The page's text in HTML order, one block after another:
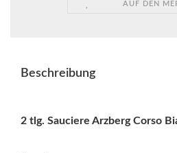
AUF DEN
Beschreibung
2 tlg. Sauciere Arzberg Corso